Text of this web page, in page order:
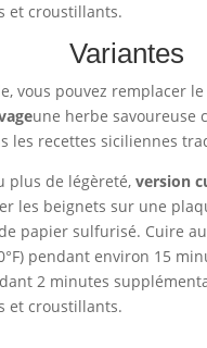
et croustillants.
Variantes
vous pouvez remplacer
une herbe savoureuse
les recettes siciliennes
plus de légèreté, version
les beignets sur une
papier sulfurisé. Cuire
pendant environ 15
2 minutes
et croustillants.